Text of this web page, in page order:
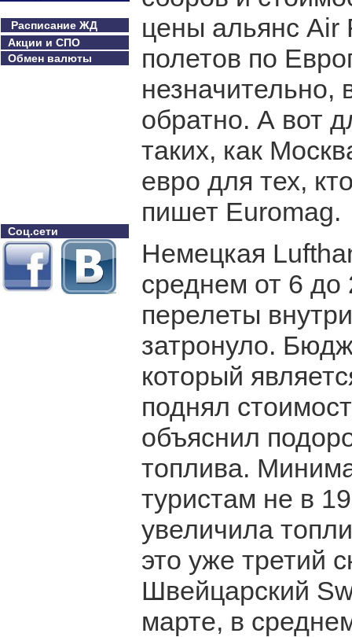
Расписание ЖД
Акции и СПО
Обмен валюты
Соц.сети
цены альянс Air
полетов по
незначительно,
обратно. А вот
таких, как
евро для тех,
пишет Euromag.
Немецкая
среднем от 6 до
перелеты
затронуло.
который
поднял
объяснил
топлива.
туристам не в
увеличила
это уже третий
Швейцарский
марте, в